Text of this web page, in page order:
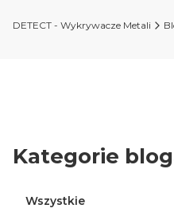
DETECT - Wykrywacze Metali
Kategorie
Wszystkie